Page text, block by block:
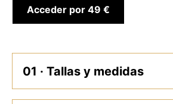
Acceder por 49 €
01 · Tallas y medidas